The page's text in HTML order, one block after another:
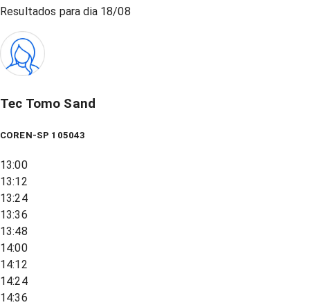
Resultados para dia 18/08
Tec Tomo Sand
COREN-SP 105043
13:00
13:12
13:24
13:36
13:48
14:00
14:12
14:24
14:36